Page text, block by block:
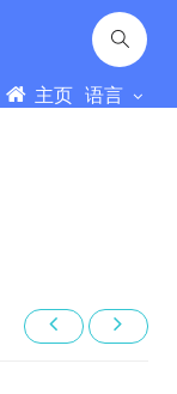
主页 语言